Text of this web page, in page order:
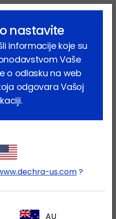
lock_outline search menu
Vaš Dechra
nastavite
informacije koje su
Vaše
o odlasku na web
odgovara Vašoj
us.com?
AU